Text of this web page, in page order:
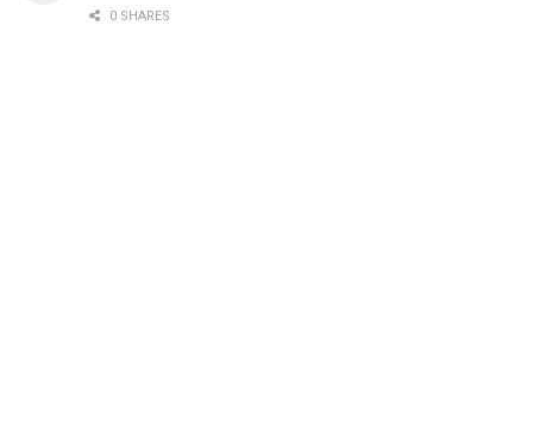
0 SHARES